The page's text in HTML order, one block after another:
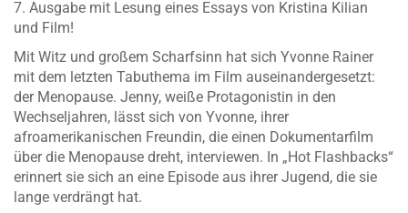
7. Ausgabe mit Lesung eines Essays von Kristina Kilian
und Film!
Mit Witz und großem Scharfsinn hat sich Yvonne Rainer
mit dem letzten Tabuthema im Film auseinandergesetzt:
der Menopause. Jenny, weiße Protagonistin in den
Wechseljahren, lässt sich von Yvonne, ihrer
afroamerikanischen Freundin, die einen Dokumentarfilm
über die Menopause dreht, interviewen. In „Hot Flashbacks“
erinnert sie sich an eine Episode aus ihrer Jugend, die sie
lange verdrängt hat.